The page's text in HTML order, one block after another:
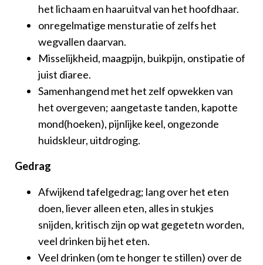
het lichaam en haaruitval van het hoofdhaar.
onregelmatige mensturatie of zelfs het
wegvallen daarvan.
Misselijkheid, maagpijn, buikpijn, onstipatie of
juist diaree.
Samenhangend met het zelf opwekken van
het overgeven; aangetaste tanden, kapotte
mond(hoeken), pijnlijke keel, ongezonde
huidskleur, uitdroging.
Gedrag
Afwijkend tafelgedrag; lang over het eten
doen, liever alleen eten, alles in stukjes
snijden, kritisch zijn op wat gegetetn worden,
veel drinken bij het eten.
Veel drinken (om te honger te stillen) over de